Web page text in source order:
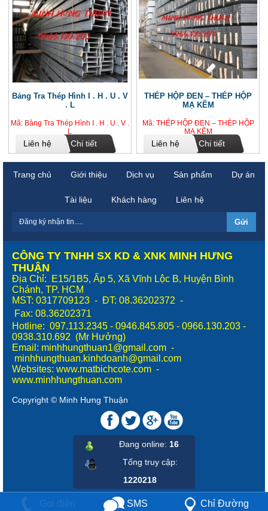
Bảng Tra Thép Hình I . H . U . V
. L
Mã: Bảng Tra Thép Hình I . H . U . V .
L
Liên hệ Chi tiết
THÉP HỘP ĐEN – THÉP HỘP
MẠ KẼM
Mã: THÉP HỘP ĐEN – THÉP HỘP
MẠ KẼM
Liên hệ Chi tiết
Trang chủ Giới thiệu Dịch vụ Sản phẩm Dự án
Tài liệu Khách hàng Liên hệ
CÔNG TY TNHH SX KD & XNK MINH HƯNG
THUẬN
Địa Chỉ: E15/1B5, Ấp 5, Xã Vĩnh Lộc B, Huyện Bình
Chánh, TP. HCM
MST: 0317709123 - ĐT: 08.36202372 -
Fax: 08.36202371
Hotline: 097.113.2345 - 0946.845.805 - 0966.130.203 -
0938.310.692 (Mr Hưởng)
Email: minhhungthuan1@gmail.com -
minhhungthuan.kinhdoanh@gmail.com
Websites: www.matbichcote.com -
www.minhhungthuan.com
Copyright © Minh Hưng Thuận
Đang online: 16
Tổng truy cập:
1220218
Gọi điện SMS Chỉ Đường
Tieeu de